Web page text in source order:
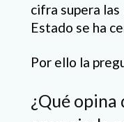
cifra supera
Estado se ha
Por ello la
¿Qué